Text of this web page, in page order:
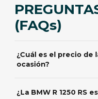
(FAQs)
¿Cuál es el precio de
ocasión?
financiación BMW
¿La BMW R 1250 RS